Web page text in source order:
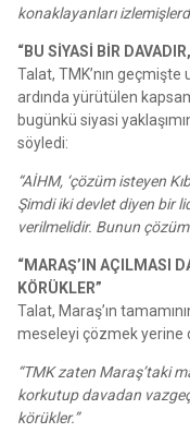
konaklayanları
“BU SİYASİ BİR
Talat, TMK’nın geçmişte
ardında yürütülen
bugünkü siyasi
söyledi:
“AİHM, ‘çözüm isteyen
Şimdi iki devlet diyen bir
verilmelidir. Bunun
“MARAŞ’IN AÇILMASI
KÖRÜKLER”
Talat, Maraş’ın
meseleyi çözmek yerine
“TMK zaten Maraş’taki
korkutup davadan
körükler.”